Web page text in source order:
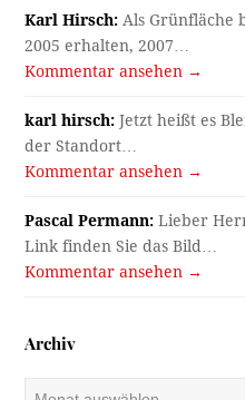
Karl Hirsch: Als Grünfläche
2005 erhalten, 2007…
Kommentar ansehen →
karl hirsch: Jetzt heißt es
der Standort…
Kommentar ansehen →
Pascal Permann: Lieber
Link finden Sie das Bild…
Kommentar ansehen →
Archiv
Archiv